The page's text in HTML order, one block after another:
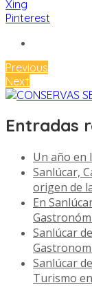
Xing
Pinterest
Previous
Next
Entradas
Un año en
Sanlúcar,
origen de
En
Sanlúcar
Sanlúcar
Turismo